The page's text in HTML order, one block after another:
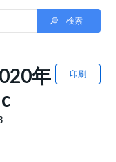
印刷
年